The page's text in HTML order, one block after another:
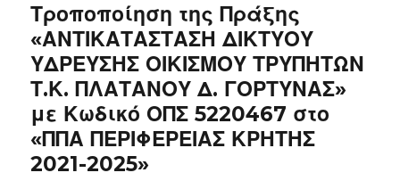
Previous
post:
Τροποποίηση της Πράξης
«ΑΝΤΙΚΑΤΑΣΤΑΣΗ ΔΙΚΤΥΟΥ
ΥΔΡΕΥΣΗΣ ΟΙΚΙΣΜΟΥ ΤΡΥΠΗΤΩΝ
Τ.Κ. ΠΛΑΤΑΝΟΥ Δ. ΓΟΡΤΥΝΑΣ»
με Κωδικό ΟΠΣ 5220467 στο
«ΠΠΑ ΠΕΡΙΦΕΡΕΙΑΣ ΚΡΗΤΗΣ
2021-2025»